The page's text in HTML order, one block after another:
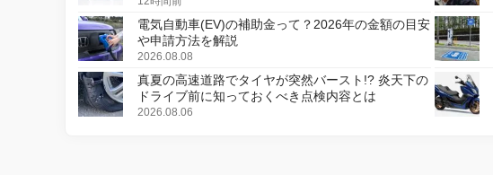
電気自動車(EV)の補助金って？2026年の金額の目安
や申請方法を解説
2026.08.08
真夏の高速道路でタイヤが突然バースト!? 炎天下の
ドライブ前に知っておくべき点検内容とは
2026.08.06